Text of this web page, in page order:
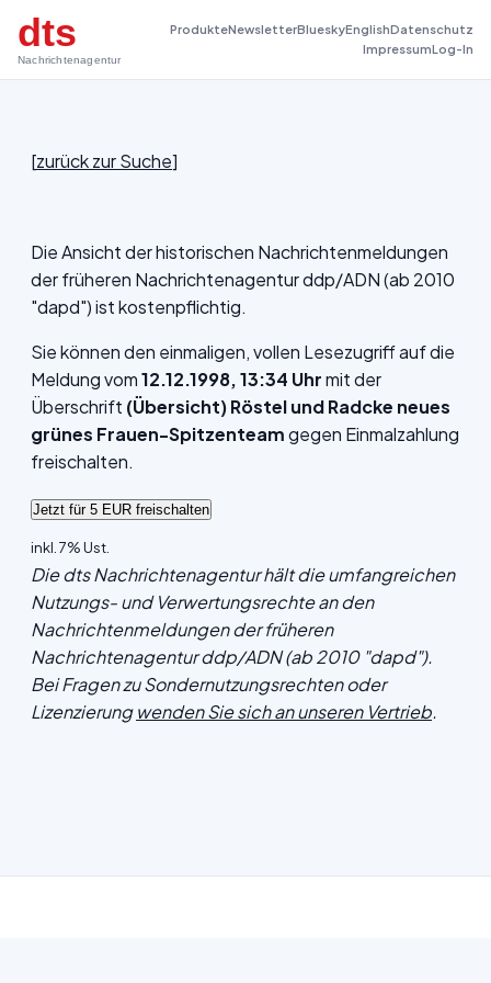
dts
Nachrichtenagentur
ProdukteNewsletterBlueskyEnglishDatenschutz
ImpressumLog-In
[zurück zur Suche]
Die Ansicht der historischen Nachrichtenmeldungen
der früheren Nachrichtenagentur ddp/ADN (ab 2010
"dapd") ist kostenpflichtig.
Sie können den einmaligen, vollen Lesezugriff auf die
Meldung vom12.12.1998, 13:34 Uhrmit der
Überschrift (Übersicht) Röstel und Radcke neues
grünes Frauen-Spitzenteamgegen Einmalzahlung
freischalten.
inkl. 7% Ust.
Die dts Nachrichtenagentur hält die umfangreichen
Nutzungs- und Verwertungsrechte an den
Nachrichtenmeldungen der früheren
Nachrichtenagentur ddp/ADN (ab 2010 "dapd").
Bei Fragen zu Sondernutzungsrechten oder
Lizenzierungwenden Sie sich an unseren Vertrieb.